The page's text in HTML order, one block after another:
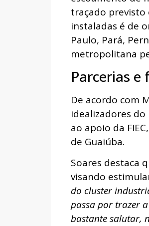
traçado previsto
instaladas é de
Paulo, Pará,
metropolitana
Parcerias
De acordo com
idealizadores
ao apoio da
de Guaiúba.
Soares destaca
visando
do cluster
passa por trazer
bastante salutar,